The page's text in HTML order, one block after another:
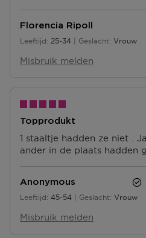
Florencia Ripoll
Leeftijd
25 tot 3425-34 Geslacht Vrouw
Misbruik melden
Topprodukt
1 staaltje hadden ze niet .
ander in de plaats hadden
Anonymous
Leeftijd
45 tot 5445-54 Geslacht Vrouw
Misbruik melden